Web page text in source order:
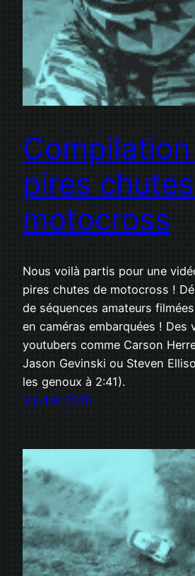
pires
motocross
Nous voilà partis pour une
pires chutes de motocross !
de séquences amateurs
en caméras embarquées ! Des
youtubers comme Carson
Jason Gevinski ou Steven
les genoux à 2:41).
3 juillet 2015